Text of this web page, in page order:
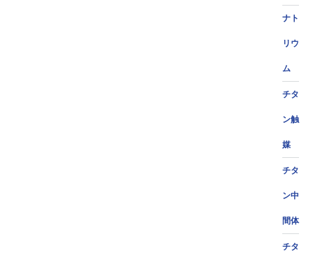
ナト
リウ
ム
チタ
ン触
媒
チタ
ン中
間体
チタ